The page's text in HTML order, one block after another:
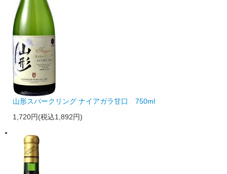
山形スパークリング ナイアガラ甘口 750ml
1,720円(税込1,892円)